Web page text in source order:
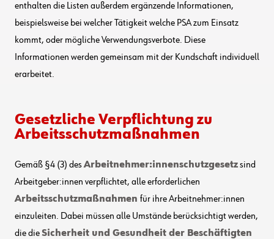
enthalten die Listen außerdem ergänzende Informationen,
beispielsweise bei welcher Tätigkeit welche PSA zum Einsatz
kommt, oder mögliche Verwendungsverbote. Diese
Informationen werden gemeinsam mit der Kundschaft individuell
erarbeitet.
Gesetzliche Verpflichtung zu
Arbeitsschutzmaßnahmen
Gemäß §4 (3) desArbeitnehmer:innenschutzgesetzsind
Arbeitgeber:innen verpflichtet, alle erforderlichen
Arbeitsschutzmaßnahmen für ihre Arbeitnehmer:innen
einzuleiten. Dabei müssen alle Umstände berücksichtigt werden,
die dieSicherheit und Gesundheit der Beschäftigten